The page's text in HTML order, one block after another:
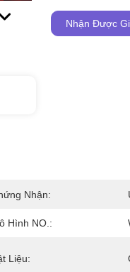
Nhận Được
Nhận:
Hình NO.:
Liệu: